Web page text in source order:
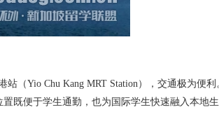
（Yio Chu Kang MRT Station），交通极为便
既便于学生通勤，也为国际学生快速融入本地生